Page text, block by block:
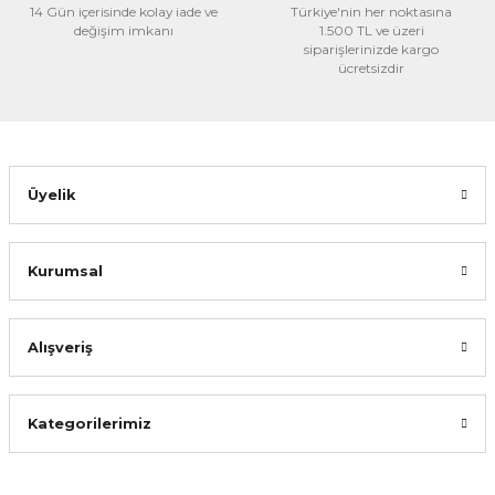
Ürün bilgilerinde hatalar bulunuyor.
Ürün fiyatı diğer sitelerden daha pahalı.
Gönder
14 Gün içerisinde kolay iade ve
değişim imkanı
Türkiye'nin her noktasına
1.500 TL ve üzeri
siparişlerinizde kargo
ücretsizdir
Üyelik
Kurumsal
Alışveriş
Kategorilerimiz